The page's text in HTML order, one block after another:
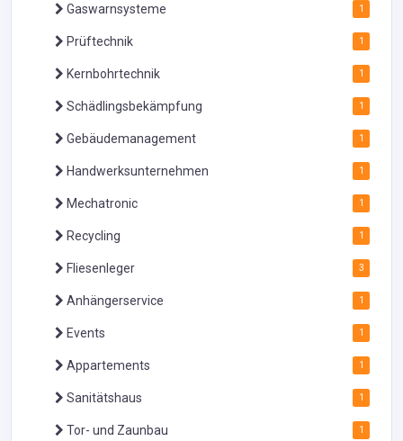
Gaswarnsysteme 1
Prüftechnik 1
Kernbohrtechnik 1
Schädlingsbekämpfung 1
Gebäudemanagement 1
Handwerksunternehmen 1
Mechatronic 1
Recycling 1
Fliesenleger 3
Anhängerservice 1
Events 1
Appartements 1
Sanitätshaus 1
Tor- und Zaunbau 1